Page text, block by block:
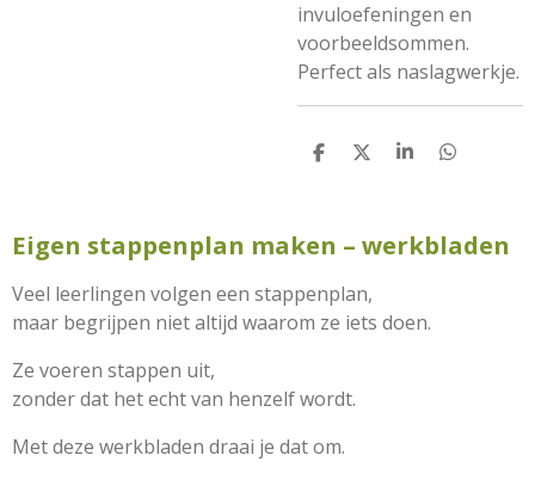
invuloefeningen en
voorbeeldsommen.
Perfect als naslagwerkje.
D
D
S
e
D
Eigen stappenplan maken – werkbladen
Veel leerlingen volgen een stappenplan,
maar begrijpen niet altijd waarom ze iets doen.
Ze voeren stappen uit,
zonder dat het echt van henzelf wordt.
Met deze werkbladen draai je dat om.